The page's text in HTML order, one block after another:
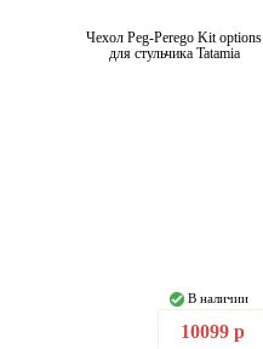
Чехол Peg-Perego Kit options
для стульчика Tatamia
В наличии
10099 р